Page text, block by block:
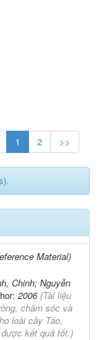
1 2 >>
Material)
Chinh; Nguyễn
2006(Tài liệu
chăm sóc và
loài cây Táo,
kết quả tốt.)